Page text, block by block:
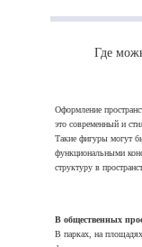
Где
Оформление
это современный и
Такие фигуры могут
функциональными
структуру в
В общественных
В парках, на